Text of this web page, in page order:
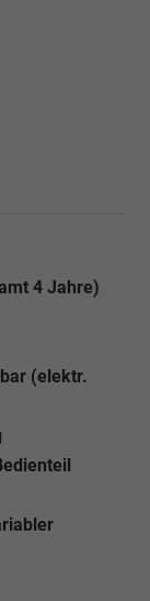
4 Jahre)
(elektr.